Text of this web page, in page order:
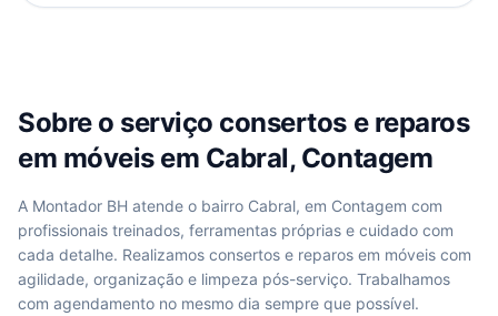
Sobre o serviço consertos e reparos
em móveisem Cabral, Contagem
A Montador BH atende o bairro Cabral, em Contagem com
profissionais treinados, ferramentas próprias e cuidado com
cada detalhe. Realizamos consertos e reparos em móveis com
agilidade, organização e limpeza pós-serviço. Trabalhamos
com agendamento no mesmo dia sempre que possível.